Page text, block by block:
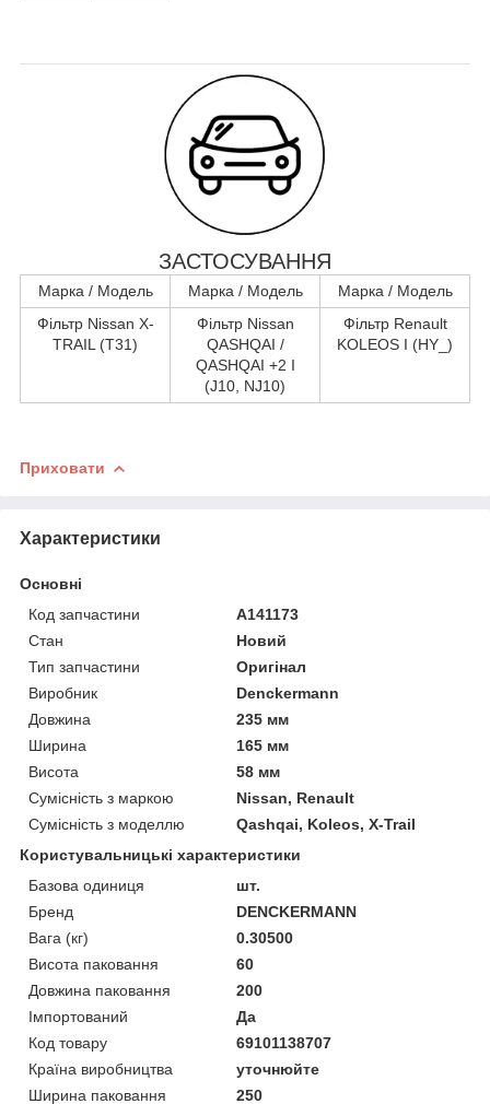
ЗАСТОСУВАННЯ
Марка / Модель Марка / Модель
Марка / Модель
Фільтр Nissan X-
TRAIL (T31)
Фільтр Nissan
QASHQAI /
QASHQAI +2 I
(J10, NJ10)
Фільтр Renault
KOLEOS I (HY_)
Приховати
Характеристики
Основні
Код запчастини
A141173
Стан
Новий
Тип запчастини
Оригінал
Виробник
Denckermann
Довжина
235 мм
Ширина
165 мм
Висота
58 мм
Сумісність з маркою
Nissan, Renault
Сумісність з моделлю
Qashqai, Koleos, X-Trail
Користувальницькі характеристики
Базова одиниця
шт.
Бренд
DENCKERMANN
Вага (кг)
0.30500
Висота паковання
60
Довжина паковання
200
Імпортований
Да
Код товару
69101138707
Країна виробництва
уточнюйте
Ширина паковання
250